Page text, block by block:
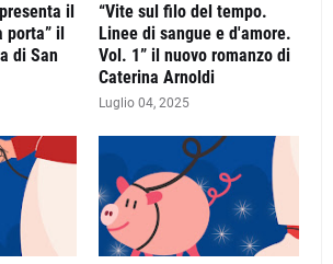
il
porta” il
di San
“Vite sul filo del tempo.
Linee di sangue e d'amore.
Vol. 1” il nuovo romanzo di
Caterina Arnoldi
Luglio 04, 2025